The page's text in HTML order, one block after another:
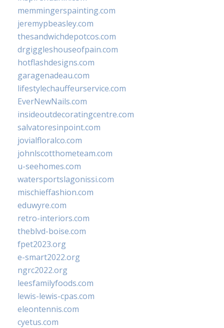
memmingerspainting.com
jeremypbeasley.com
thesandwichdepotcos.com
drgiggleshouseofpain.com
hotflashdesigns.com
garagenadeau.com
lifestylechauffeurservice.com
EverNewNails.com
insideoutdecoratingcentre.com
salvatoresinpoint.com
jovialfloralco.com
johnlscotthometeam.com
u-seehomes.com
watersportslagonissi.com
mischieffashion.com
eduwyre.com
retro-interiors.com
theblvd-boise.com
fpet2023.org
e-smart2022.org
ngrc2022.org
leesfamilyfoods.com
lewis-lewis-cpas.com
eleontennis.com
cyetus.com